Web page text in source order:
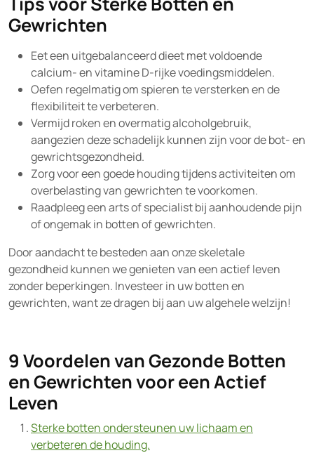
Gewrichten
Eet een uitgebalanceerd dieet met voldoende
calcium- en vitamine D-rijke voedingsmiddelen.
Oefen regelmatig om spieren te versterken en de
flexibiliteit te verbeteren.
Vermijd roken en overmatig alcoholgebruik,
aangezien deze schadelijk kunnen zijn voor de bot- en
gewrichtsgezondheid.
Zorg voor een goede houding tijdens activiteiten om
overbelasting van gewrichten te voorkomen.
Raadpleeg een arts of specialist bij aanhoudende pijn
of ongemak in botten of gewrichten.
Door aandacht te besteden aan onze skeletale
gezondheid kunnen we genieten van een actief leven
zonder beperkingen. Investeer in uw botten en
gewrichten, want ze dragen bij aan uw algehele welzijn!
9 Voordelen van Gezonde Botten
en Gewrichten voor een Actief
Leven
Sterke botten ondersteunen uw lichaam en
verbeteren de houding.